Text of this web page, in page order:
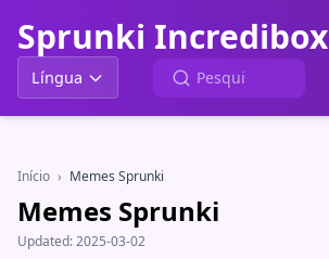
Sprunki Incredibox
Língua
Início › Memes Sprunki
Memes Sprunki
Updated:2025-03-02